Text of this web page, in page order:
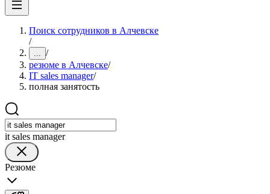
Поиск сотрудников в Алчевске
/
... /
резюме в Алчевске/
IT sales manager/
полная занятость
it sales manager
Резюме